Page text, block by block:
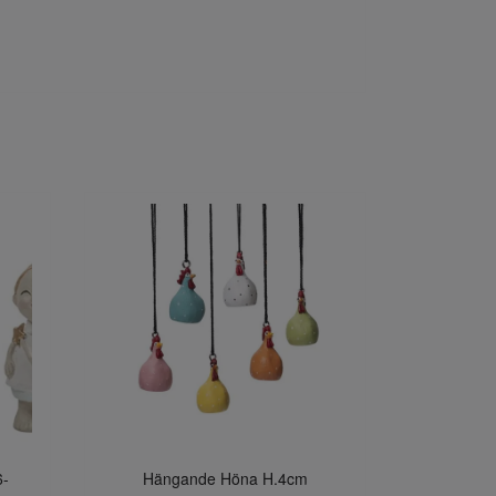
Hängande Höna H.4cm